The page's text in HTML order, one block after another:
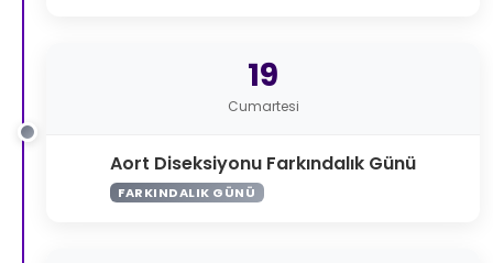
19
Cumartesi
Aort Diseksiyonu Farkındalık Günü
FARKINDALIK GÜNÜ